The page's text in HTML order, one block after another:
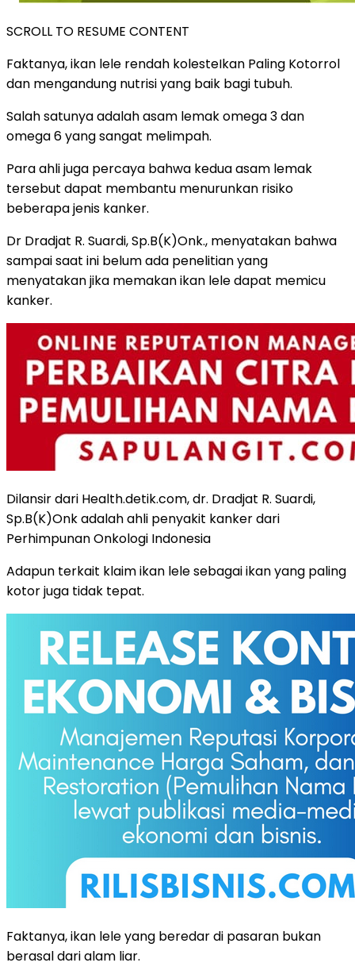
SCROLL TO RESUME CONTENT
Faktanya, ikan lele rendah kolesteIkan Paling Kotorrol
dan mengandung nutrisi yang baik bagi tubuh.
Salah satunya adalah asam lemak omega 3 dan
omega 6 yang sangat melimpah.
Para ahli juga percaya bahwa kedua asam lemak
tersebut dapat membantu menurunkan risiko
beberapa jenis kanker.
Dr Dradjat R. Suardi, Sp.B(K)Onk., menyatakan bahwa
sampai saat ini belum ada penelitian yang
menyatakan jika memakan ikan lele dapat memicu
kanker.
Dilansir dari Health.detik.com, dr. Dradjat R. Suardi,
Sp.B(K)Onk adalah ahli penyakit kanker dari
Perhimpunan Onkologi Indonesia
Adapun terkait klaim ikan lele sebagai ikan yang paling
kotor juga tidak tepat.
Faktanya, ikan lele yang beredar di pasaran bukan
berasal dari alam liar.